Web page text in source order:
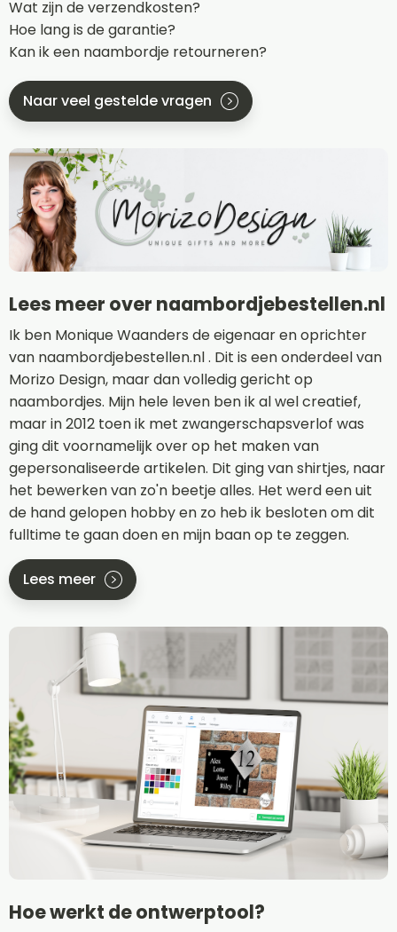
Wat zijn de verzendkosten?
Hoe lang is de garantie?
Kan ik een naambordje retourneren?
Naar veel gestelde vragen
Lees meer over naambordjebestellen.nl
Ik ben Monique Waanders de eigenaar en oprichter
van naambordjebestellen.nl . Dit is een onderdeel van
Morizo Design, maar dan volledig gericht op
naambordjes. Mijn hele leven ben ik al wel creatief,
maar in 2012 toen ik met zwangerschapsverlof was
ging dit voornamelijk over op het maken van
gepersonaliseerde artikelen. Dit ging van shirtjes, naar
het bewerken van zo'n beetje alles. Het werd een uit
de hand gelopen hobby en zo heb ik besloten om dit
fulltime te gaan doen en mijn baan op te zeggen.
Lees meer
Hoe werkt de ontwerptool?